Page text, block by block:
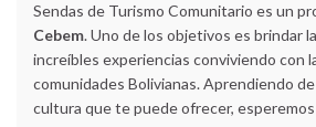
Sendas de Turismo Comunitario es un
Cebem. Uno de los objetivos es brindar
increíbles experiencias conviviendo con
comunidades Bolivianas. Aprendiendo de
cultura que te puede ofrecer,